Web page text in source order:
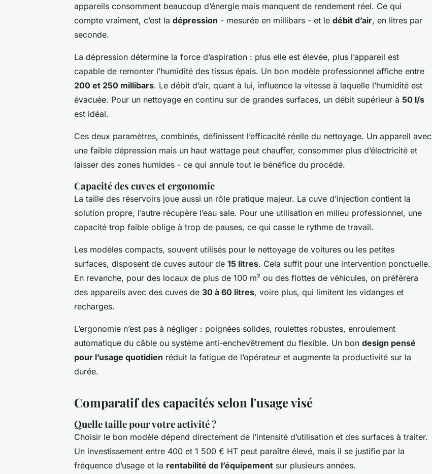
appareils consomment beaucoup d’énergie mais manquent de rendement réel. Ce qui
compte vraiment, c’est la dépression - mesurée en millibars - et le débit d’air, en litres par
seconde.
La dépression détermine la force d’aspiration : plus elle est élevée, plus l’appareil est
capable de remonter l’humidité des tissus épais. Un bon modèle professionnel affiche entre
200 et 250 millibars. Le débit d’air, quant à lui, influence la vitesse à laquelle l’humidité est
évacuée. Pour un nettoyage en continu sur de grandes surfaces, un débit supérieur à 50 l/s
est idéal.
Ces deux paramètres, combinés, définissent l’efficacité réelle du nettoyage. Un appareil avec
une faible dépression mais un haut wattage peut chauffer, consommer plus d’électricité et
laisser des zones humides - ce qui annule tout le bénéfice du procédé.
Capacité des cuves et ergonomie
La taille des réservoirs joue aussi un rôle pratique majeur. La cuve d’injection contient la
solution propre, l’autre récupère l’eau sale. Pour une utilisation en milieu professionnel, une
capacité trop faible oblige à trop de pauses, ce qui casse le rythme de travail.
Les modèles compacts, souvent utilisés pour le nettoyage de voitures ou les petites
surfaces, disposent de cuves autour de 15 litres. Cela suffit pour une intervention ponctuelle.
En revanche, pour des locaux de plus de 100 m² ou des flottes de véhicules, on préférera
des appareils avec des cuves de 30 à 60 litres, voire plus, qui limitent les vidanges et
recharges.
L’ergonomie n’est pas à négliger : poignées solides, roulettes robustes, enroulement
automatique du câble ou système anti-enchevêtrement du flexible. Un bon design pensé
pour l’usage quotidien réduit la fatigue de l’opérateur et augmente la productivité sur la
durée.
Comparatif des capacités selon l'usage visé
Quelle taille pour votre activité ?
Choisir le bon modèle dépend directement de l’intensité d’utilisation et des surfaces à traiter.
Un investissement entre 400 et 1 500 € HT peut paraître élevé, mais il se justifie par la
fréquence d’usage et la rentabilité de l’équipement sur plusieurs années.